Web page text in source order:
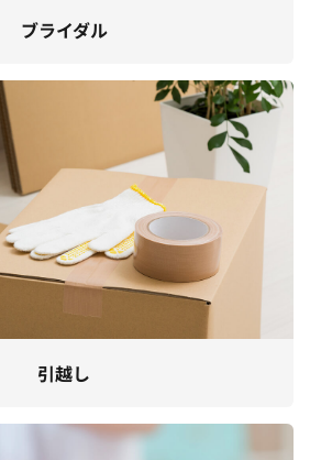
ブライダル
引越し